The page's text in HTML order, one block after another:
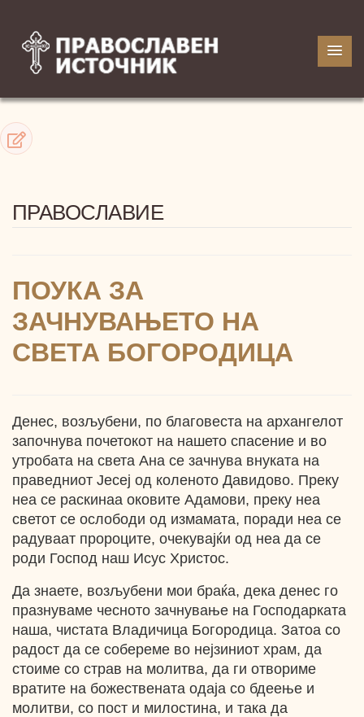
ПРАВОСЛАВИЕ
ПОУКА ЗА
ЗАЧНУВАЊЕТО НА
СВЕТА БОГОРОДИЦА
Денес, возљубени, по благовеста на архангелот
започнува почетокот на нашето спасение и во
утробата на света Ана се зачнува внуката на
праведниот Јесеј од коленото Давидово. Преку
неа се раскинаа оковите Адамови, преку неа
светот се ослободи од измамата, поради неа се
радуваат пророците, очекувајќи од неа да се
роди Господ наш Исус Христос.
Да знаете, возљубени мои браќа, дека денес го
празнуваме чесното зачнување на Господарката
наша, чистата Владичица Богородица. Затоа со
радост да се собереме во нејзиниот храм, да
стоиме со страв на молитва, да ги отвориме
вратите на божествената одаја со бдеење и
молитви, со пост и милостина, и така да